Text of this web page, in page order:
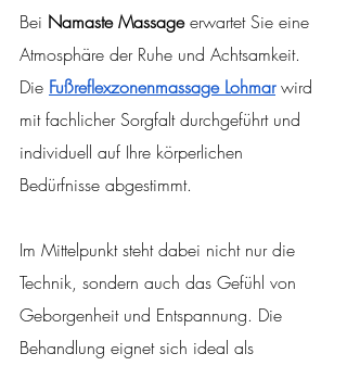
Bei Namaste Massage erwartet Sie eine
Atmosphäre der Ruhe und Achtsamkeit.
Die Fußreflexzonenmassage Lohmar wird
mit fachlicher Sorgfalt durchgeführt und
individuell auf Ihre körperlichen
Bedürfnisse abgestimmt.
Im Mittelpunkt steht dabei nicht nur die
Technik, sondern auch das Gefühl von
Geborgenheit und Entspannung. Die
Behandlung eignet sich ideal als